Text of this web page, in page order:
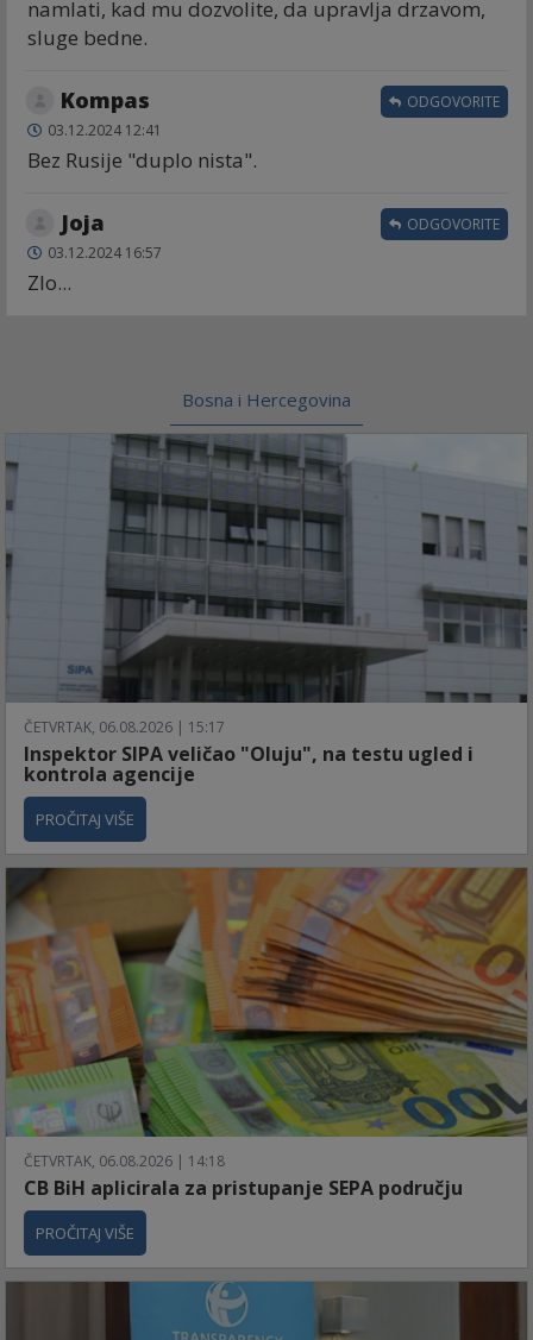
namlati, kad mu dozvolite, da upravlja drzavom,
sluge bedne.
Kompas
03.12.2024 12:41
Bez Rusije "duplo nista".
ODGOVORITE
Joja
03.12.2024 16:57
Zlo...
ODGOVORITE
Bosna i Hercegovina
ČETVRTAK, 06.08.2026 | 15:17
Inspektor SIPA veličao "Oluju", na testu ugled i
kontrola agencije
PROČITAJ VIŠE
ČETVRTAK, 06.08.2026 | 14:18
CB BiH aplicirala za pristupanje SEPA području
PROČITAJ VIŠE